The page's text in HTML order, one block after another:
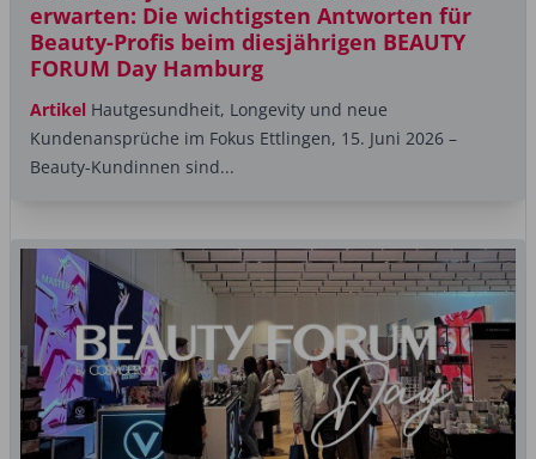
erwarten: Die wichtigsten Antworten für
Beauty-Profis beim diesjährigen BEAUTY
FORUM Day Hamburg
Artikel Hautgesundheit, Longevity und neue
Kundenansprüche im Fokus Ettlingen, 15. Juni 2026 –
Beauty-Kundinnen sind...